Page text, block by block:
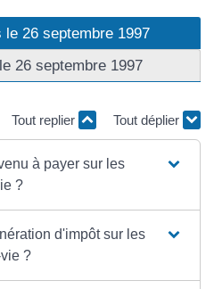
26 septembre 1997
26 septembre 1997
Tout replier Tout déplier
à payer sur les
?
d'impôt sur les
?